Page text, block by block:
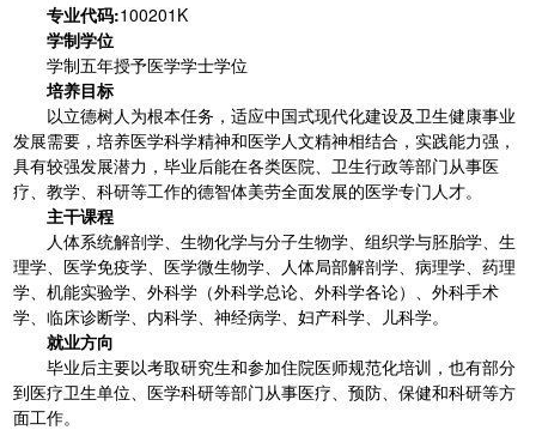
专业代码:100201K
学制学位
学制五年授予医学学士学位
培养目标
以立德树人为根本任务，适应中国式现代化建设及卫生健康事业
发展需要，培养医学科学精神和医学人文精神相结合，实践能力强，
具有较强发展潜力，毕业后能在各类医院、卫生行政等部门从事医
疗、教学、科研等工作的德智体美劳全面发展的医学专门人才。
主干课程
人体系统解剖学、生物化学与分子生物学、组织学与胚胎学、生
理学、医学免疫学、医学微生物学、人体局部解剖学、病理学、药理
学、机能实验学、外科学（外科学总论、外科学各论）、外科手术
学、临床诊断学、内科学、神经病学、妇产科学、儿科学。
就业方向
毕业后主要以考取研究生和参加住院医师规范化培训，也有部分
到医疗卫生单位、医学科研等部门从事医疗、预防、保健和科研等方
面工作。